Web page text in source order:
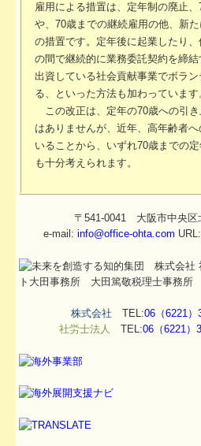
雇用による措置は、定年制の廃止
や、70歳までの継続雇用の他、新
の措置です。定年後に起業したり
の間で継続的に業務委託契約を締結
出資している社会貢献事業でボラ
る、といった方法も加わっています
この改正は、定年の70歳への引
はありませんが、近年、高年齢者
いることから、いずれ70歳までの
も十分考えられます。
〒541-0041 大阪市中央区
e-mail: info@office-ohta.com URL:
株式会社 TEL:06（6221）
社労士法人
TEL:06（6221）